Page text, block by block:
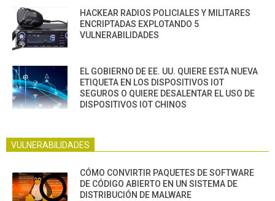
HACKEAR RADIOS POLICIALES Y MILITARES
ENCRIPTADAS EXPLOTANDO 5
VULNERABILIDADES
EL GOBIERNO DE EE. UU. QUIERE ESTA NUEVA
ETIQUETA EN LOS DISPOSITIVOS IOT
SEGUROS O QUIERE DESALENTAR EL USO DE
DISPOSITIVOS IOT CHINOS
VULNERABILIDADES
CÓMO CONVIRTIR PAQUETES DE SOFTWARE
DE CÓDIGO ABIERTO EN UN SISTEMA DE
DISTRIBUCIÓN DE MALWARE